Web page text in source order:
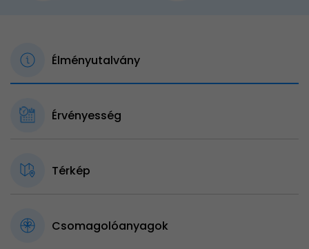
Élményutalvány
Érvényesség
Térkép
Csomagolóanyagok